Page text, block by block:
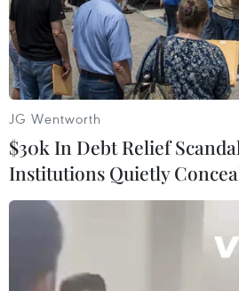
Australia siết chặt quy
tịch đối với người bị kết tội
22/11/2018 11:11
Ngày 22/11, Chính phủ Australia
JG Wentworth
$30k In Debt Relief
Institutions Quietly